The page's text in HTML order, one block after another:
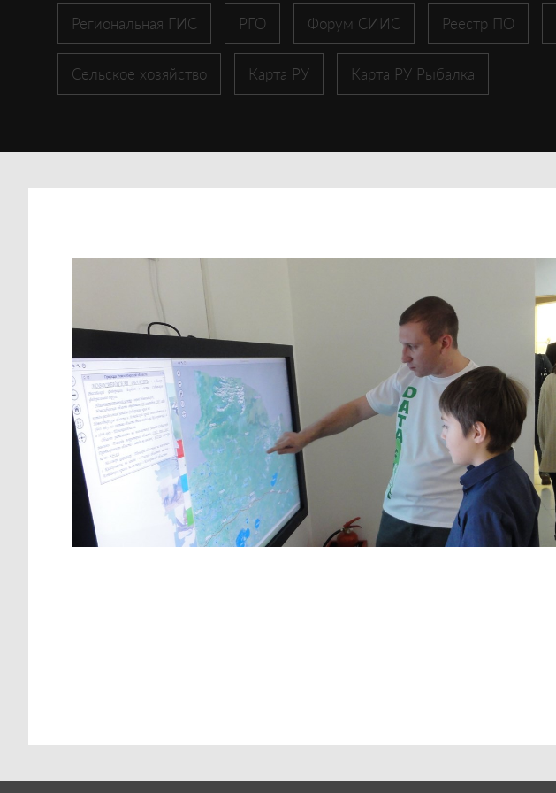
Региональная ГИС РГО Форум СИИС Реестр ПО
Сельское хозяйство Карта РУ Карта РУ Рыбалка